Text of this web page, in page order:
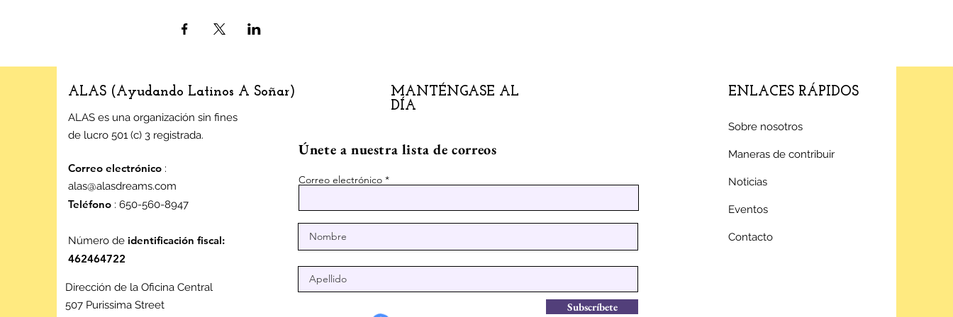
ALAS (Ayudando Latinos A Soñar)
ALAS es una organización sin fines
de lucro 501 (c) 3 registrada.
Correo electrónico :
alas@alasdreams.com
Teléfono : 650-560-8947
Número de identificación fiscal:
462464722
Dirección de la Oficina Central
507 Purissima Street
MANTÉNGASE AL
DÍA
Únete a nuestra lista de correos
Correo electrónico
Subscríbete
ENLACES RÁPIDOS
Sobre nosotros
Maneras de contribuir
Noticias
Eventos
Contacto